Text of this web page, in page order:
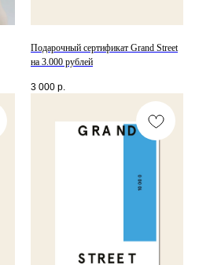
Подарочный сертификат Grand Street
на 3.000 рублей
3 000 р.